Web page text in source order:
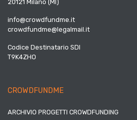
20121 Milano (MI)
info@crowdfundme.it
crowdfundme@legalmail.it
Codice Destinatario SDI
T9K4ZHO
CROWDFUNDME
ARCHIVIO PROGETTI CROWDFUNDING